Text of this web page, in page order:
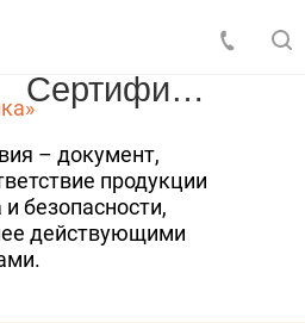
Сертификаты
– документ,
продукции
безопасности,
действующими